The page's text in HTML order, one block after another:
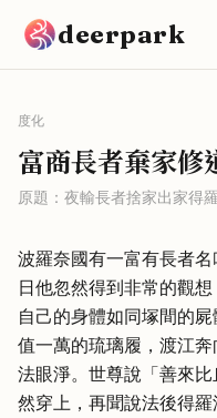
deerpark
度化
富商長者棄家修
原題： 夜輸長者捨家出家得
波羅奈國有一富有長者
日他忽然得到非常的觀
自己的身體如同塚間的
值一萬的琉璃履，渡江
法眼淨。世尊說「善來
然穿上，再聞說法後得